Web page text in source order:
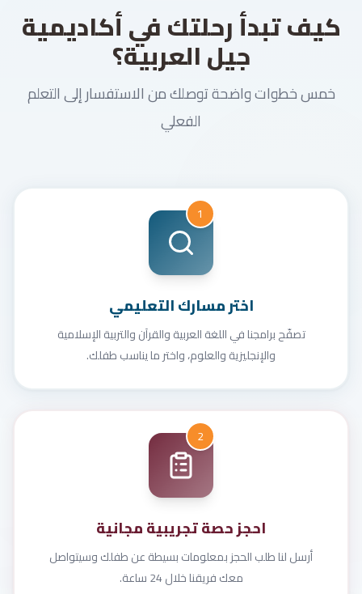
كيف تبدأ رحلتك في أكاديمية
جيل العربية؟
خمس خطوات واضحة توصلك من الاستفسار إلى التعلم
الفعلي
1
اختر مسارك التعليمي
تصفّح برامجنا في اللغة العربية والقرآن والتربية الإسلامية
والإنجليزية والعلوم، واختر ما يناسب طفلك.
2
احجز حصة تجريبية مجانية
أرسل لنا طلب الحجز بمعلومات بسيطة عن طفلك وسيتواصل
معك فريقنا خلال 24 ساعة.